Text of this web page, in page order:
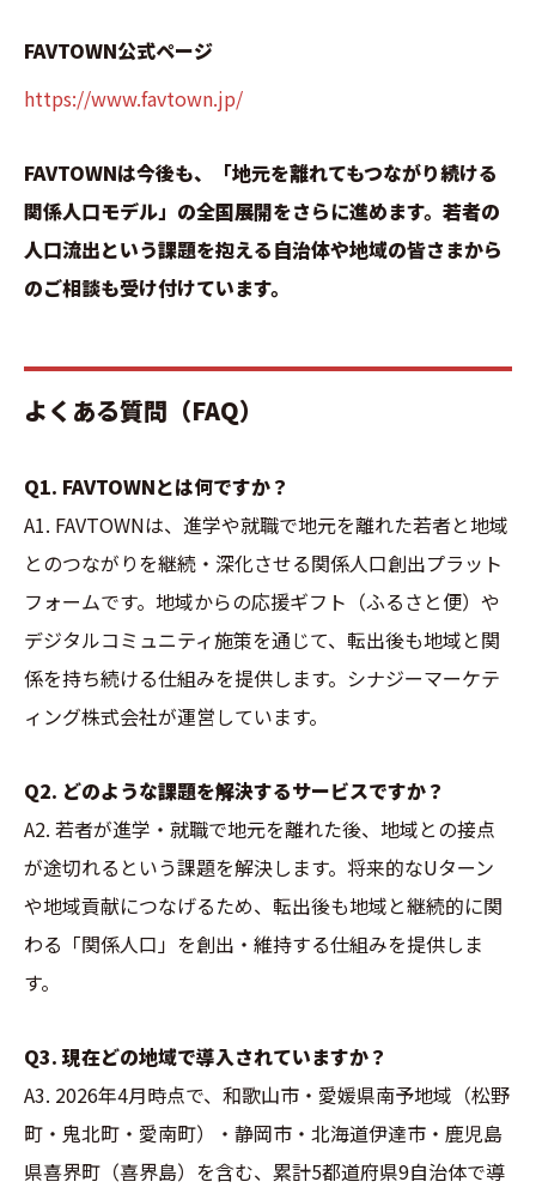
FAVTOWN公式ページ
https://www.favtown.jp/
FAVTOWNは今後も、「地元を離れてもつながり続ける
関係人口モデル」の全国展開をさらに進めます。若者の
人口流出という課題を抱える自治体や地域の皆さまから
のご相談も受け付けています。
よくある質問（FAQ）
Q1. FAVTOWNとは何ですか？
A1. FAVTOWNは、進学や就職で地元を離れた若者と地域
とのつながりを継続・深化させる関係人口創出プラット
フォームです。地域からの応援ギフト（ふるさと便）や
デジタルコミュニティ施策を通じて、転出後も地域と関
係を持ち続ける仕組みを提供します。シナジーマーケテ
ィング株式会社が運営しています。
Q2. どのような課題を解決するサービスですか？
A2. 若者が進学・就職で地元を離れた後、地域との接点
が途切れるという課題を解決します。将来的なUターン
や地域貢献につなげるため、転出後も地域と継続的に関
わる「関係人口」を創出・維持する仕組みを提供しま
す。
Q3. 現在どの地域で導入されていますか？
A3. 2026年4月時点で、和歌山市・愛媛県南予地域（松野
町・鬼北町・愛南町）・静岡市・北海道伊達市・鹿児島
県喜界町（喜界島）を含む、累計5都道府県9自治体で導